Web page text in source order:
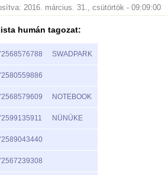
2016. március. 31., csütörtök - 09:09:00
humán tagozat:
SWADPARK
NOTEBOOK
NÜNÜKE